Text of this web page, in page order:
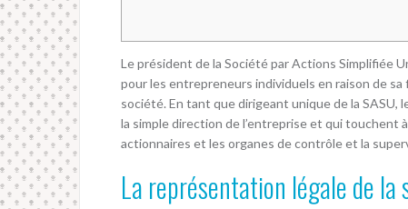
Le président de la Société par Actions Simplifiée
pour les entrepreneurs individuels en raison de
société. En tant que dirigeant unique de la
la simple direction de l’entreprise et qui touchent
actionnaires et les organes de contrôle et la
La représentation légale de la